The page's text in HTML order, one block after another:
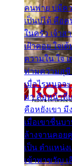
คนพ่าย บ่มีคว
เป็นบ่ได้ คือ
ในครัว เจ้าส
เฝ้าคอย ใจเ
ความใน ใจ
ท่ามความสุขี
เมื่อไรหนอจ
มา คือหน้าที่
คือหยังเขา มี
เมื่อเขาชื่นบ
ล้างจานคอย
เป็น ตำแหน่ง
เข้าพาขวัญ เ